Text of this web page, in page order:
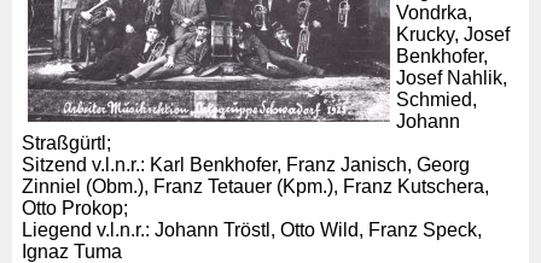
Vondrka,
Krucky, Josef
Benkhofer,
Josef Nahlik,
Schmied,
Johann
Straßgürtl;
Sitzend v.l.n.r.: Karl Benkhofer, Franz Janisch, Georg
Zinniel (Obm.), Franz Tetauer (Kpm.), Franz Kutschera,
Otto Prokop;
Liegend v.l.n.r.: Johann Tröstl, Otto Wild, Franz Speck,
Ignaz Tuma